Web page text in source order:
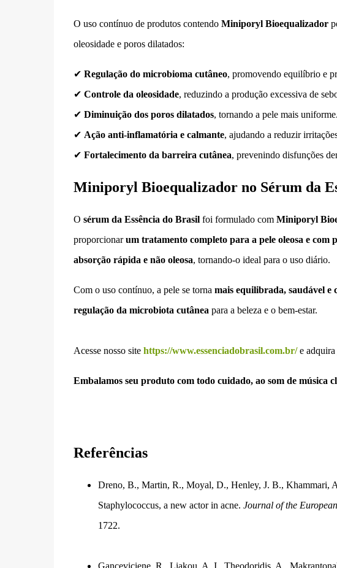
O uso contínuo de produtos contendo Miniporyl Bioequalizador
oleosidade e poros dilatados:
✔ Regulação do microbioma cutâneo, promovendo equilíbrio e
✔ Controle da oleosidade, reduzindo a produção excessiva de
✔ Diminuição dos poros dilatados, tornando a pele mais uniforme.
✔ Ação anti-inflamatória e calmante, ajudando a reduzir
✔ Fortalecimento da barreira cutânea, prevenindo disfunções
Miniporyl Bioequalizador no Sérum da
O sérum da Essência do Brasilfoi formulado com Miniporyl
proporcionarum tratamento completo para a pele oleosa e com
absorção rápida e não oleosa, tornando-o ideal para o uso diário.
Com o uso contínuo, a pele se torna mais equilibrada, saudável e
regulação da microbiota cutânea para a beleza e o bem-estar.
Acesse nosso site https://www.essenciadobrasil.com.br/e adquira
Embalamos seu produto com todo cuidado, ao som de música
Referências
Dreno, B., Martin, R., Moyal, D., Henley, J. B., Khammari,
Staphylococcus, a new actor in acne. Journal of the
1722.